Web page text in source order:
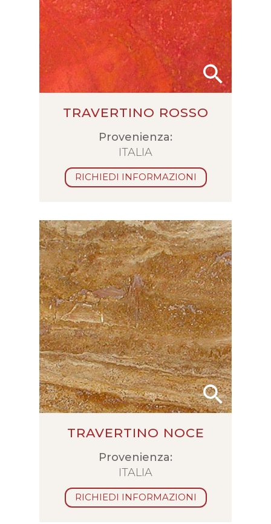
TRAVERTINO ROSSO
Provenienza:
ITALIA
RICHIEDI INFORMAZIONI
TRAVERTINO NOCE
Provenienza:
ITALIA
RICHIEDI INFORMAZIONI